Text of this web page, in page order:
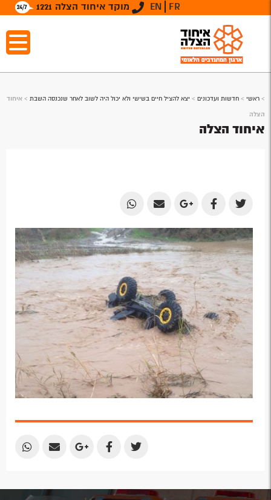
מוקד איחוד הצלה 1221 EN FR
> ראשי > חדשות ועדכונים > יצא להציל חיים בשישי ולא יכול היה לשוב לאחר שנכנסה השבת > איחוד
הצלה
איחוד הצלה
Share
on
Twitter
Share
on
Facebook
Share
on
Google
Plus
Share
by
Email
Share
by
Email
Share
Share
Share
Share
Share